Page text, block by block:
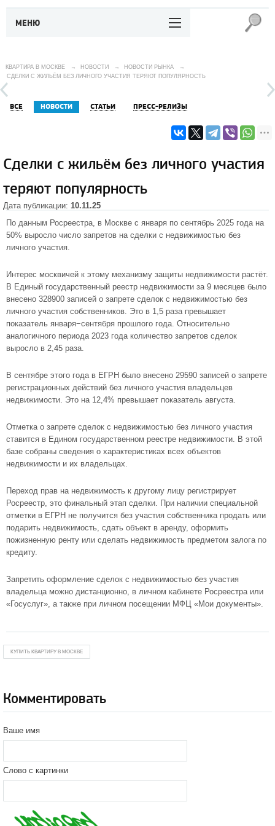
МЕНЮ
КВАРТИРА В МОСКВЕ → НОВОСТИ → НОВОСТИ РЫНКА
→
СДЕЛКИ С ЖИЛЬЁМ БЕЗ ЛИЧНОГО УЧАСТИЯ ТЕРЯЮТ ПОПУЛЯРНОСТЬ
ВСЕ НОВОСТИ СТАТЬИ ПРЕСС-РЕЛИЗЫ
Сделки с жильём без личного участия
теряют популярность
Дата публикации: 10.11.25
По данным Росреестра, в Москве с января по сентябрь 2025 года на
50% выросло число запретов на сделки с недвижимостью без
личного участия.
Интерес москвичей к этому механизму защиты недвижимости растёт.
В Единый государственный реестр недвижимости за 9 месяцев было
внесено 328900 записей о запрете сделок с недвижимостью без
личного участия собственников. Это в 1,5 раза превышает
показатель января−сентября прошлого года. Относительно
аналогичного периода 2023 года количество запретов сделок
выросло в 2,45 раза.
В сентябре этого года в ЕГРН было внесено 29590 записей о запрете
регистрационных действий без личного участия владельцев
недвижимости. Это на 12,4% превышает показатель августа.
Отметка о запрете сделок с недвижимостью без личного участия
ставится в Едином государственном реестре недвижимости. В этой
базе собраны сведения о характеристиках всех объектов
недвижимости и их владельцах.
Переход прав на недвижимость к другому лицу регистрирует
Росреестр, это финальный этап сделки. При наличии специальной
отметки в ЕГРН не получится без участия собственника продать или
подарить недвижимость, сдать объект в аренду, оформить
пожизненную ренту или сделать недвижимость предметом залога по
кредиту.
Запретить оформление сделок с недвижимостью без участия
владельца можно дистанционно, в личном кабинете Росреестра или
«Госуслуг», а также при личном посещении МФЦ «Мои документы».
КУПИТЬ КВАРТИРУ В МОСКВЕ
Комментировать
Ваше имя
Слово с картинки